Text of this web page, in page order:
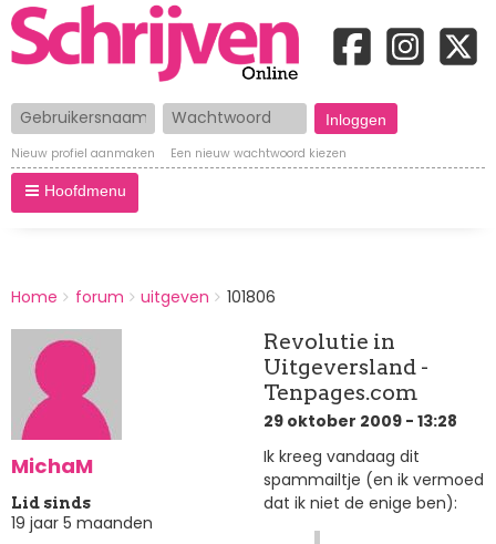
Gebruikersnaam Wachtwoord
Nieuw profiel aanmaken Een nieuw wachtwoord kiezen
Hoofdmenu
BREADCRUMBS
You
here:
Home forum uitgeven 101806
MichaM
Lid sinds
19 jaar 5 maanden
Revolutie in
Uitgeversland -
Tenpages.com
29 oktober 2009 - 13:28
Ik kreeg vandaag dit
spammailtje (en ik vermoed
dat ik niet de enige ben):